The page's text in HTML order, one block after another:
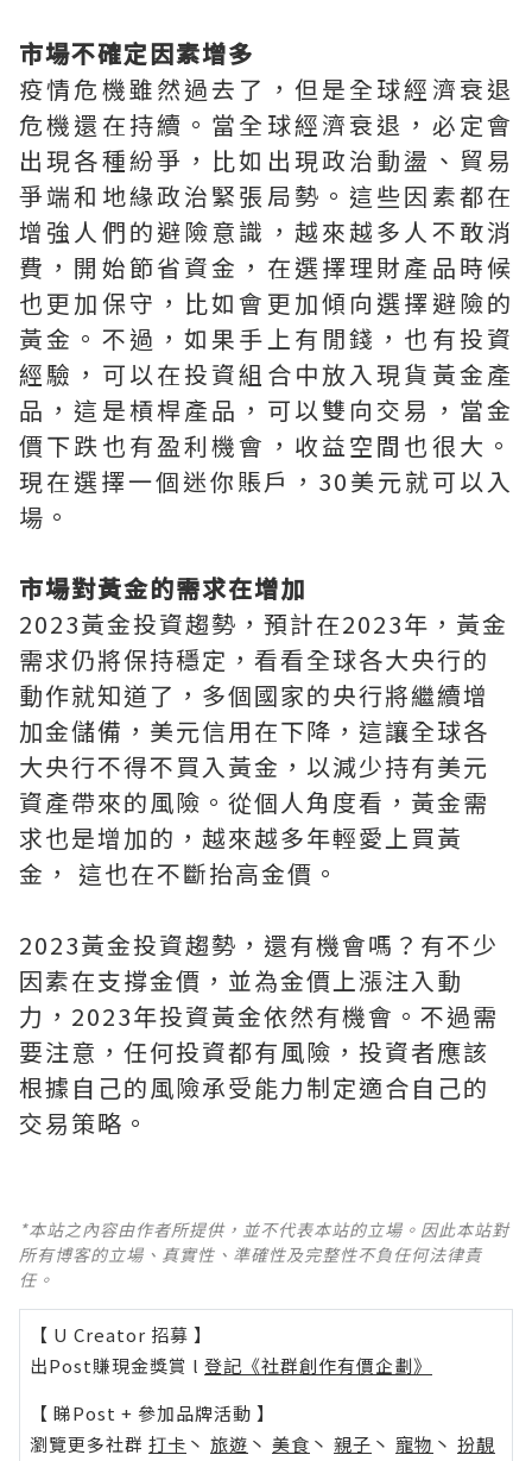
市場不確定因素增多
疫情危機雖然過去了，但是全球經濟衰退
危機還在持續。當全球經濟衰退，必定會
出現各種紛爭，比如出現政治動盪、貿易
爭端和地緣政治緊張局勢。這些因素都在
增強人們的避險意識，越來越多人不敢消
費，開始節省資金，在選擇理財產品時候
也更加保守，比如會更加傾向選擇避險的
黃金。不過，如果手上有閒錢，也有投資
經驗，可以在投資組合中放入現貨黃金產
品，這是槓桿產品，可以雙向交易，當金
價下跌也有盈利機會，收益空間也很大。
現在選擇一個迷你賬戶，30美元就可以入
場。
市場對黃金的需求在增加
2023黃金投資趨勢，預計在2023年，黃金
需求仍將保持穩定，看看全球各大央行的
動作就知道了，多個國家的央行將繼續增
加金儲備，美元信用在下降，這讓全球各
大央行不得不買入黃金，以減少持有美元
資產帶來的風險。從個人角度看，黃金需
求也是增加的，越來越多年輕愛上買黃
金， 這也在不斷抬高金價。
2023黃金投資趨勢，還有機會嗎？有不少
因素在支撐金價，並為金價上漲注入動
力，2023年投資黃金依然有機會。不過需
要注意，任何投資都有風險，投資者應該
根據自己的風險承受能力制定適合自己的
交易策略。
*本站之內容由作者所提供，並不代表本站的立場。因此本站對
所有博客的立場、真實性、準確性及完整性不負任何法律責
任。
【 U Creator 招募 】
出Post賺現金獎賞 l 登記《社群創作有價企劃》
【 睇Post + 參加品牌活動 】
瀏覽更多社群 打卡 丶 旅遊 丶 美食 丶 親子 丶 寵物 丶 扮靚